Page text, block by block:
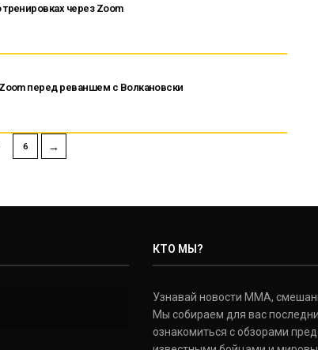
через Zoom
перед реваншем с Волкановски
6 →
КТО МЫ?
Узнавай новости ММА,
Мы собираем для вас
ознакомиться с обзорами